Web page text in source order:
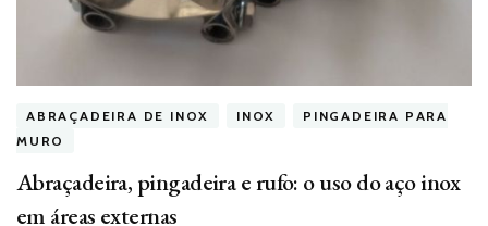
ABRAÇADEIRA DE INOX INOX
PINGADEIRA PARA
MURO
Abraçadeira, pingadeira e rufo: o uso do aço inox
em áreas externas